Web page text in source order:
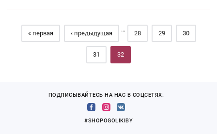
Страницы
« первая ‹ предыдущая
…
28 29 30
31 32
ПОДПИСЫВАЙТЕСЬ НА НАС В СОЦСЕТЯХ:
#SHOPOGOLIKIBY